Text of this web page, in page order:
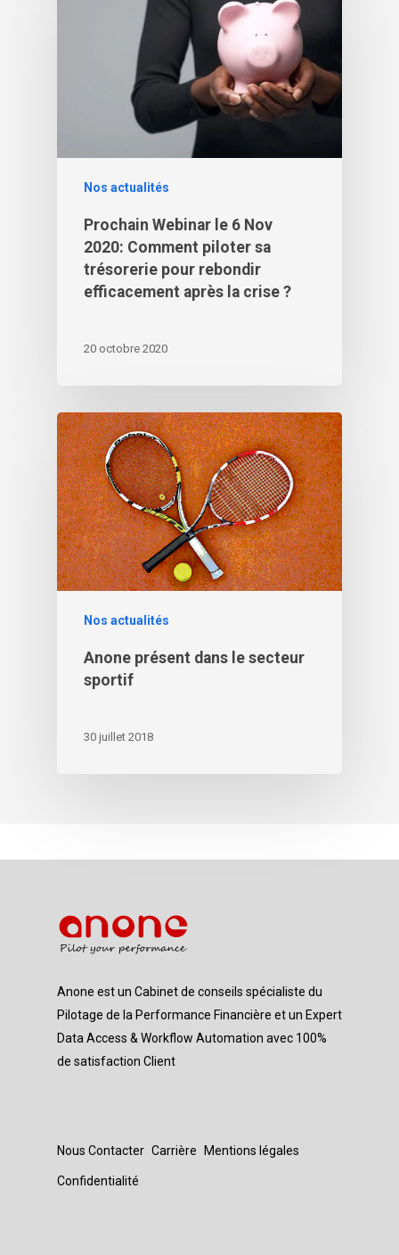
Nos actualités
Prochain Webinar le 6 Nov
2020: Comment piloter sa
trésorerie pour rebondir
efficacement après la crise ?
20 octobre 2020
Nos actualités
Anone présent dans le secteur
sportif
30 juillet 2018
Anone est un Cabinet de conseils spécialiste du
Pilotage de la Performance Financière et un Expert
Data Access & Workflow Automation avec 100%
de satisfaction Client
Nous Contacter Carrière Mentions légales
Confidentialité